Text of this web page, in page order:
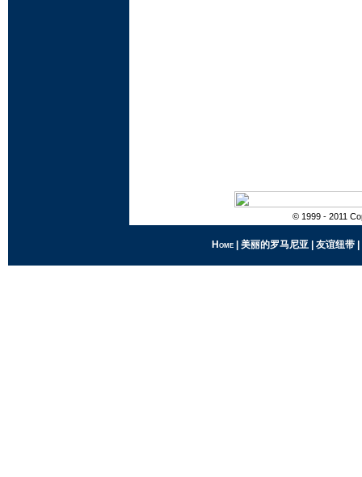
© 1999 - 2011
Home 美丽的罗马尼亚 友谊纽带